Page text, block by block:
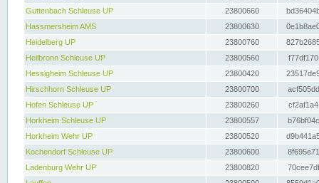
Guttenbach Schleuse UP
23800660
Hassmersheim AMS
23800630
Heidelberg UP
23800760
Heilbronn Schleuse UP
23800560
Hessigheim Schleuse UP
23800420
Hirschhorn Schleuse UP
23800700
Hofen Schleuse UP
23800260
Horkheim Schleuse UP
23800557
Horkheim Wehr UP
23800520
Kochendorf Schleuse UP
23800600
Ladenburg Wehr UP
23800820